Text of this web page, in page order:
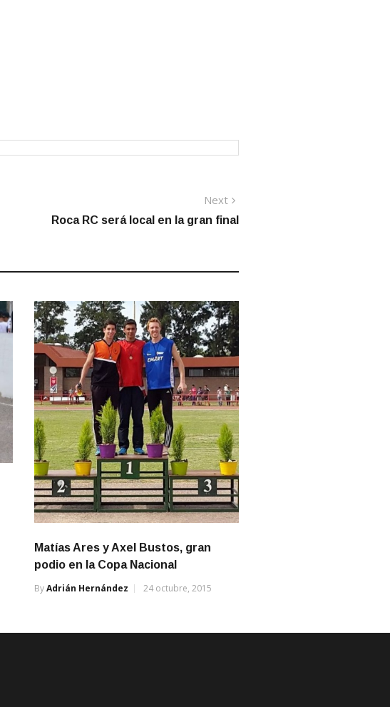
Next
post:
Roca RC será local en la gran final
Matías Ares y Axel Bustos, gran
podio en la Copa Nacional
ByAdrián Hernández 24 octubre, 2015